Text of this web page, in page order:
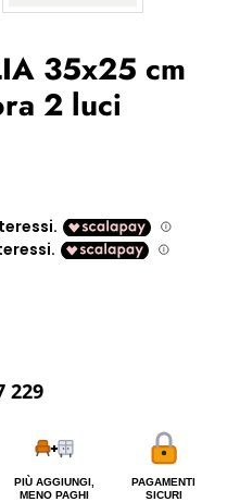
35x25 cm
2 luci
229
PIÙ AGGIUNGI,
MENO PAGHI
PAGAMENTI
SICURI